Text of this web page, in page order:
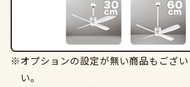
※オプションの設定が無い商品もござ
い。